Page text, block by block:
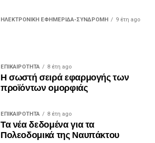
ΗΛΕΚΤΡΟΝΙΚΗ ΕΦΗΜΕΡΙΔΑ-ΣΥΝΔΡΟΜΗ 9 έτη ago
ΕΠΙΚΑΙΡΟΤΗΤΑ 8 έτη ago
Η σωστή σειρά εφαρμογής των
προϊόντων ομορφιάς
ΕΠΙΚΑΙΡΟΤΗΤΑ 8 έτη ago
Τα νέα δεδομένα για τα
Πολεοδομικά της Ναυπάκτου